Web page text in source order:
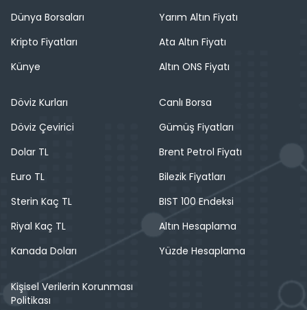
Dünya Borsaları
Kripto Fiyatları
Künye
Yarım Altın Fiyatı
Ata Altın Fiyatı
Altın ONS Fiyatı
Döviz Kurları
Döviz Çevirici
Dolar TL
Euro TL
Sterin Kaç TL
Riyal Kaç TL
Kanada Doları
Canlı Borsa
Gümüş Fiyatları
Brent Petrol Fiyatı
Bilezik Fiyatları
BIST 100 Endeksi
Altın Hesaplama
Yüzde Hesaplama
Kişisel Verilerin Korunması
Politikası